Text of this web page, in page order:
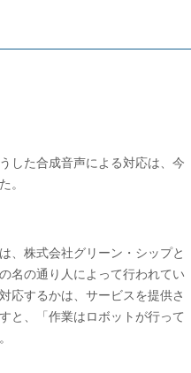
した合成音声による対応は、今
。
、株式会社グリーン・シップと
名の通り人によって行われてい
応するかは、サービスを提供さ
と、「作業はロボットが行って